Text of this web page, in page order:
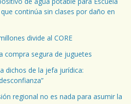
continúa sin clases por daño en
divide al CORE
compra segura de juguetes
dichos de la jefa jurídica:
regional no es nada para asumir la